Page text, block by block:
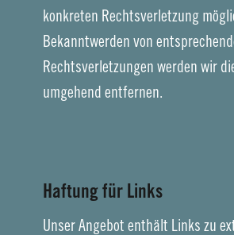
konkreten Rechtsverletzung
Bekanntwerden von
Rechtsverletzungen werden wir
umgehend entfernen.
Haftung für Links
Unser Angebot enthält Links zu